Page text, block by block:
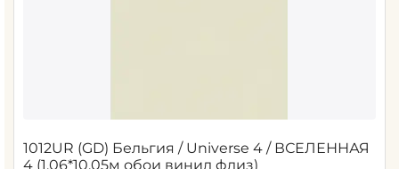
1012UR (GD) Бельгия / Universe 4 / ВСЕЛЕННАЯ
4 (1,06*10,05м обои винил флиз)